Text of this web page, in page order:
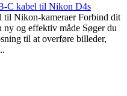
C kabel til Nikon D4s
til Nikon-kameraer Forbind dit
og effektiv måde Søger du
til at overføre billeder,